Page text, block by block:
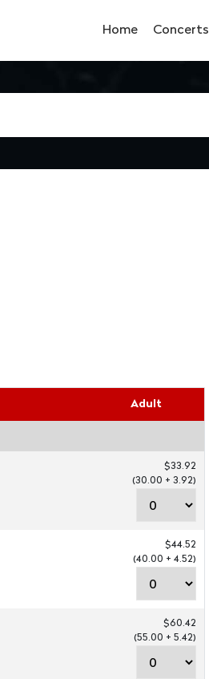
Home Concerts
Adult
$33.92
(30.00 + 3.92)
$44.52
(40.00 + 4.52)
$60.42
(55.00 + 5.42)